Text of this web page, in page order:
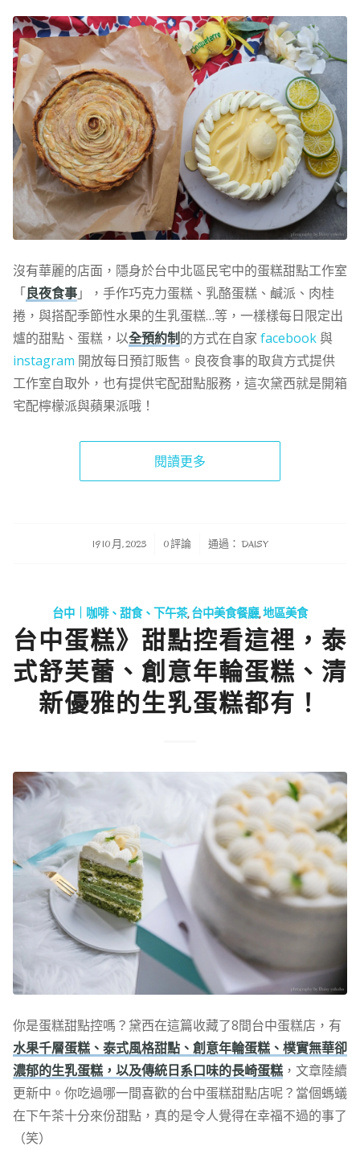
沒有華麗的店面，隱身於台中北區民宅中的蛋糕甜點工作室
「良夜食事」，手作巧克力蛋糕、乳酪蛋糕、鹹派、肉桂
捲，與搭配季節性水果的生乳蛋糕…等，一樣樣每日限定出
爐的甜點、蛋糕，以全預約制的方式在自家 facebook與
instagram 開放每日預訂販售。良夜食事的取貨方式提供
工作室自取外，也有提供宅配甜點服務，這次黛西就是開箱
宅配檸檬派與蘋果派哦！
閱讀更多
19 10 月, 2023
/ 0 評論 通過： DAISY
台中｜咖啡、甜食、下午茶,台中美食餐廳,地區美食
台中蛋糕》甜點控看這裡，泰
式舒芙蕾、創意年輪蛋糕、清
新優雅的生乳蛋糕都有！
你是蛋糕甜點控嗎？黛西在這篇收藏了8間台中蛋糕店，有
水果千層蛋糕、泰式風格甜點、創意年輪蛋糕、樸實無華卻
濃郁的生乳蛋糕，以及傳統日系口味的長崎蛋糕，文章陸續
更新中。你吃過哪一間喜歡的台中蛋糕甜點店呢？當個螞蟻
在下午茶十分來份甜點，真的是令人覺得在幸福不過的事了
（笑）